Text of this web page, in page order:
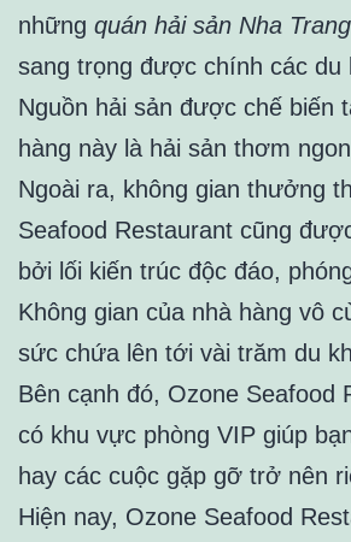
những quán hải sản Nha Trang
sang trọng được chính các du
Nguồn hải sản được chế biến
hàng này là hải sản thơm
Ngoài ra, không gian thưởng
Seafood Restaurant cũng
bởi lối kiến trúc độc đáo,
Không gian của nhà hàng vô
sức chứa lên tới vài trăm du
Bên cạnh đó, Ozone Seafood
có khu vực phòng VIP giúp
hay các cuộc gặp gỡ trở nên
Hiện nay, Ozone Seafood